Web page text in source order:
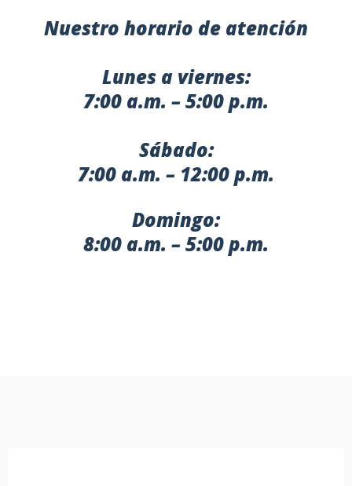
Nuestro horario de atención
Lunes a viernes:
7:00 a.m. – 5:00 p.m.
Sábado:
7:00 a.m. – 12:00 p.m.
Domingo:
8:00 a.m. – 5:00 p.m.